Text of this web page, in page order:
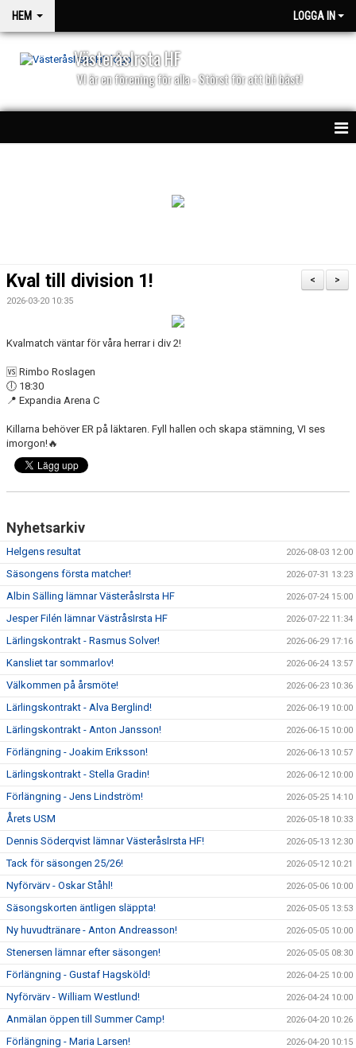
HEM LOGGA IN
VästeråsIrsta HF
VI är en förening för alla - Störst för att bli bäst!
MATCHER
>
<
Kval till division 1!
2026-03-20 10:35
Kvalmatch väntar för våra herrar i div 2!
🆚 Rimbo Roslagen
🕕 18:30
📍 Expandia Arena C
Killarna behöver ER på läktaren. Fyll hallen och skapa stämning, VI ses
imorgon!🔥
Nyhetsarkiv
Helgens resultat 2026-08-03 12:00
Säsongens första matcher! 2026-07-31 13:23
Albin Sälling lämnar VästeråsIrsta HF 2026-07-24 15:00
Jesper Filén lämnar VästråsIrsta HF 2026-07-22 11:34
Lärlingskontrakt - Rasmus Solver! 2026-06-29 17:16
Kansliet tar sommarlov! 2026-06-24 13:57
Välkommen på årsmöte! 2026-06-23 10:36
Lärlingskontrakt - Alva Berglind! 2026-06-19 10:00
Lärlingskontrakt - Anton Jansson! 2026-06-15 10:00
Förlängning - Joakim Eriksson! 2026-06-13 10:57
Lärlingskontrakt - Stella Gradin! 2026-06-12 10:00
Förlängning - Jens Lindström! 2026-05-25 14:10
Årets USM 2026-05-18 10:33
Dennis Söderqvist lämnar VästeråsIrsta HF! 2026-05-13 12:30
Tack för säsongen 25/26! 2026-05-12 10:21
Nyförvärv - Oskar Ståhl! 2026-05-06 10:00
Säsongskorten äntligen släppta! 2026-05-05 13:53
Ny huvudtränare - Anton Andreasson! 2026-05-05 10:00
Stenersen lämnar efter säsongen! 2026-05-05 08:30
Förlängning - Gustaf Hagsköld! 2026-04-25 10:00
Nyförvärv - William Westlund! 2026-04-24 10:00
Anmälan öppen till Summer Camp! 2026-04-20 10:26
Förlängning - Maria Larsen! 2026-04-20 10:15